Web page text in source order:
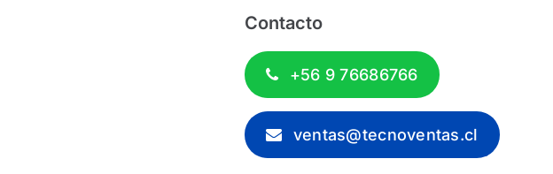
Contacto
+56 9 76686766
ventas@tecnoventas.cl